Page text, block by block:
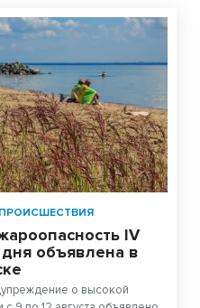
ПРОИСШЕСТВИЯ
IV
объявлена в
о высокой